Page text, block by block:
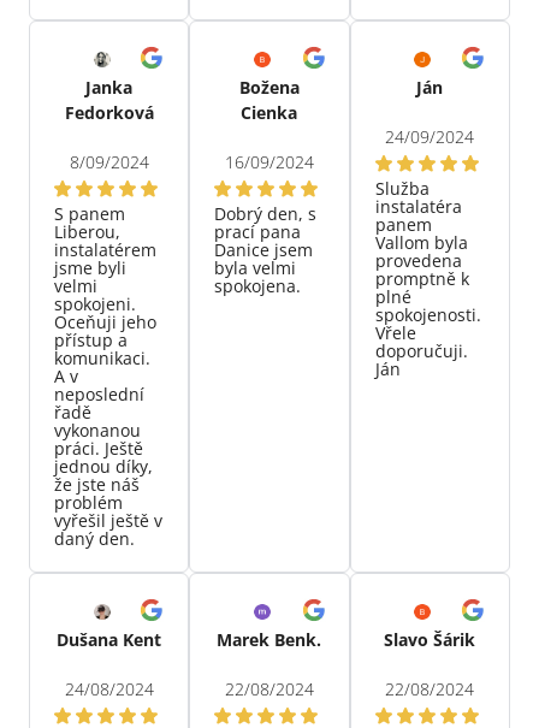
Janka
Fedorková
8/09/2024
S panem
Liberou,
instalatérem
jsme byli
velmi
spokojeni.
Oceňuji jeho
přístup a
komunikaci.
A v
neposlední
řadě
vykonanou
práci. Ještě
jednou díky,
že jste náš
problém
vyřešil ještě v
daný den.
Božena
Cienka
16/09/2024
Dobrý den, s
prací pana
Danice jsem
byla velmi
spokojena.
Ján
24/09/2024
Služba
instalatéra
panem
Vallom byla
provedena
promptně k
plné
spokojenosti.
Vřele
doporučuji.
Ján
Dušana Kent
24/08/2024
Marek Benk.
22/08/2024
Slavo Šárik
22/08/2024